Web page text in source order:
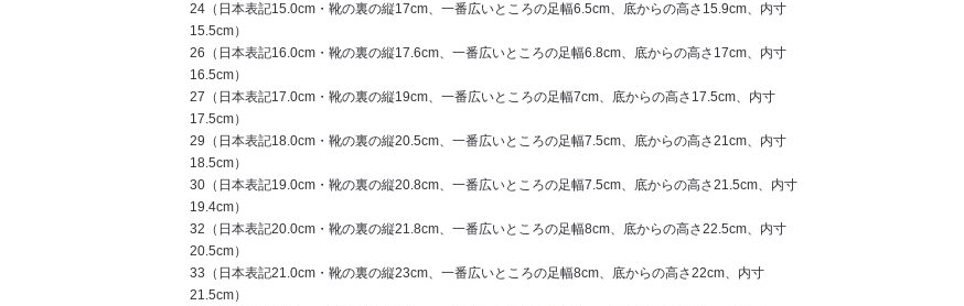
24（日本表記15.0cm・靴の裏の縦17cm、一番広いところの足幅6.5cm、底からの高さ15.9cm、内寸
15.5cm）
26（日本表記16.0cm・靴の裏の縦17.6cm、一番広いところの足幅6.8cm、底からの高さ17cm、内寸
16.5cm）
27（日本表記17.0cm・靴の裏の縦19cm、一番広いところの足幅7cm、底からの高さ17.5cm、内寸
17.5cm）
29（日本表記18.0cm・靴の裏の縦20.5cm、一番広いところの足幅7.5cm、底からの高さ21cm、内寸
18.5cm）
30（日本表記19.0cm・靴の裏の縦20.8cm、一番広いところの足幅7.5cm、底からの高さ21.5cm、内寸
19.4cm）
32（日本表記20.0cm・靴の裏の縦21.8cm、一番広いところの足幅8cm、底からの高さ22.5cm、内寸
20.5cm）
33（日本表記21.0cm・靴の裏の縦23cm、一番広いところの足幅8cm、底からの高さ22cm、内寸
21.5cm）